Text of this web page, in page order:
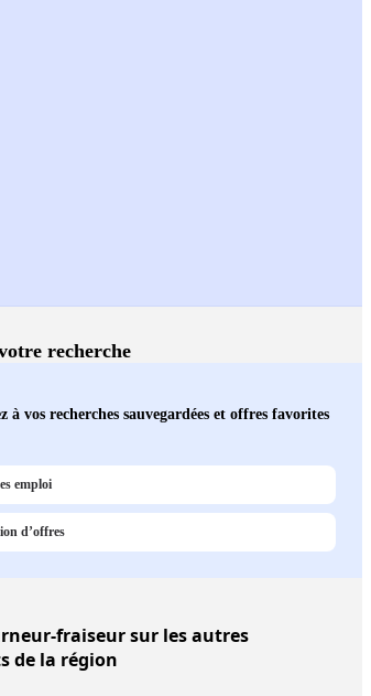
recherche
à vos recherches sauvegardées et offres favorites
emploi
d’offres
fraiseur sur les autres
de la région